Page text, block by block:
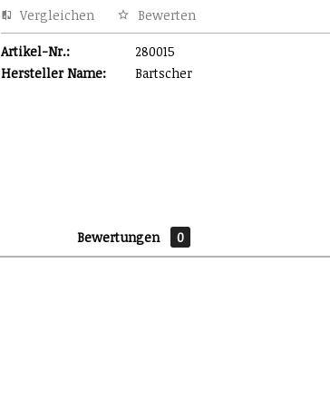
Vergleichen Bewerten
Artikel-Nr.:
280015
Hersteller Name:
Bartscher
Bewertungen 0